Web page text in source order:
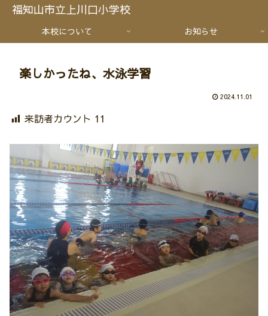
福知山市立上川口小学校
本校について お知らせ
楽しかったね、水泳学習
2024.11.01
来訪者カウント 11